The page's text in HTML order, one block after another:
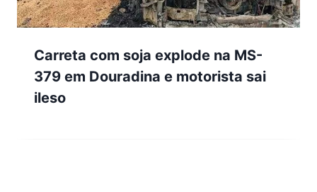
Carreta com soja explode na MS-
379 em Douradina e motorista sai
ileso